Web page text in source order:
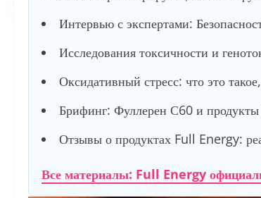
Интервью с экспертами:
Исследования токсичности и
Оксидативный стресс: что это
Брифинг: Фуллерен С60 и
Отзывы о продуктах Full Energy:
Все материалы: Full Energy